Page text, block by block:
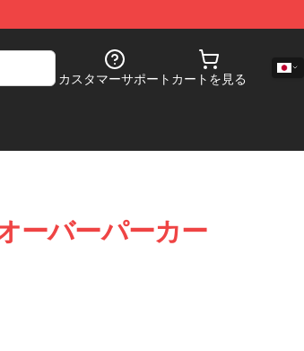
カスタマーサポート カートを見る
ーバーパーカー